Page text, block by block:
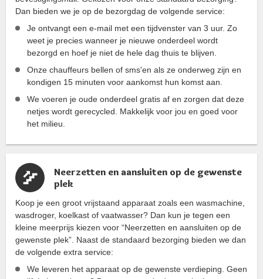
Dan bieden we je op de bezorgdag de volgende service:
Je ontvangt een e-mail met een tijdvenster van 3 uur. Zo
weet je precies wanneer je nieuwe onderdeel wordt
bezorgd en hoef je niet de hele dag thuis te blijven.
Onze chauffeurs bellen of sms'en als ze onderweg zijn en
kondigen 15 minuten voor aankomst hun komst aan.
We voeren je oude onderdeel gratis af en zorgen dat deze
netjes wordt gerecycled. Makkelijk voor jou en goed voor
het milieu.
Neerzetten en aansluiten op de gewenste
plek
Koop je een groot vrijstaand apparaat zoals een wasmachine,
wasdroger, koelkast of vaatwasser? Dan kun je tegen een
kleine meerprijs kiezen voor “Neerzetten en aansluiten op de
gewenste plek”. Naast de standaard bezorging bieden we dan
de volgende extra service:
We leveren het apparaat op de gewenste verdieping. Geen